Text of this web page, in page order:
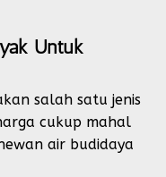
Untuk
salah satu jenis
cukup mahal
air budidaya